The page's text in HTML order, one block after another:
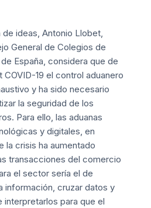
ideas, Antonio Llobet,
General de Colegios de
España, considera que de
19 el control aduanero
y ha sido necesario
la seguridad de los
Para ello, las aduanas
y digitales, en
la crisis ha aumentado
transacciones del comercio
el sector sería el de
información, cruzar datos y
interpretarlos para que el